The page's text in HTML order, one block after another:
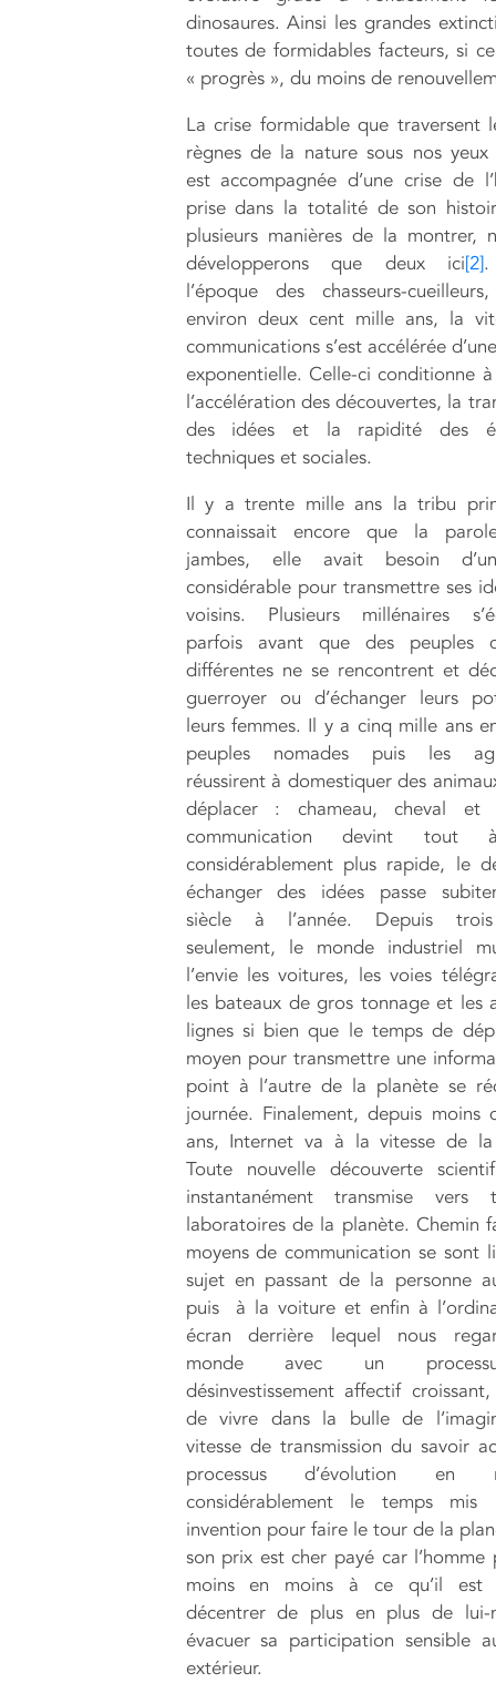
dinosaures. Ainsi les grandes
toutes de formidables facteurs, si
« progrès », du moins de
La crise formidable que traversent
règnes de la nature sous nos yeux
est accompagnée d’une crise de
prise dans la totalité de son
plusieurs manières de la montrer,
développerons que deux ici[2].
l’époque des chasseurs-
environ deux cent mille ans, la
communications s’est accélérée
exponentielle. Celle-ci conditionne
l’accélération des découvertes, la
des idées et la rapidité des
techniques et sociales.
Il y a trente mille ans la tribu
connaissait encore que la
jambes, elle avait besoin
considérable pour transmettre ses
voisins. Plusieurs millénaires
parfois avant que des peuples
différentes ne se rencontrent et
guerroyer ou d’échanger leurs
leurs femmes. Il y a cinq mille ans
peuples nomades puis les
réussirent à domestiquer des
déplacer : chameau, cheval et
communication devint tout
considérablement plus rapide, le
échanger des idées passe
siècle à l’année. Depuis
seulement, le monde industriel
l’envie les voitures, les voies
les bateaux de gros tonnage et les
lignes si bien que le temps de
moyen pour transmettre une
point à l’autre de la planète se
journée. Finalement, depuis moins
ans, Internet va à la vitesse de la
Toute nouvelle découverte
instantanément transmise vers
laboratoires de la planète. Chemin
moyens de communication se sont
sujet en passant de la personne
puis à la voiture et enfin à
écran derrière lequel nous
monde avec un
désinvestissement affectif
de vivre dans la bulle de
vitesse de transmission du savoir
processus d’évolution en
considérablement le temps mis
invention pour faire le tour de la
son prix est cher payé car l’homme
moins en moins à ce qu’il est
décentrer de plus en plus de lui-
évacuer sa participation sensible
extérieur.